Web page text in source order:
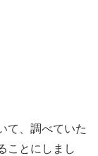
て、調べていた
ことにしまし